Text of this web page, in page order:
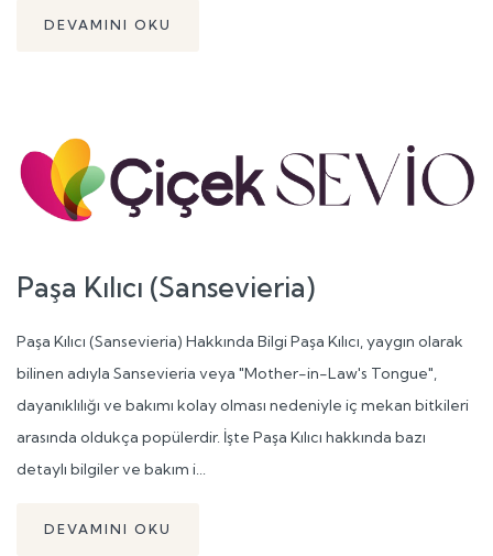
DEVAMINI OKU
Paşa Kılıcı (Sansevieria)
Paşa Kılıcı (Sansevieria) Hakkında Bilgi Paşa Kılıcı, yaygın olarak
bilinen adıyla Sansevieria veya "Mother-in-Law's Tongue",
dayanıklılığı ve bakımı kolay olması nedeniyle iç mekan bitkileri
arasında oldukça popülerdir. İşte Paşa Kılıcı hakkında bazı
detaylı bilgiler ve bakım i...
DEVAMINI OKU